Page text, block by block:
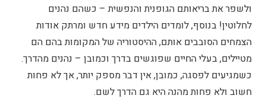
ולשפר את בריאותם הגופנית והנפשית – כשהם נהנים
לחלוטין! בנוסף, לומדים הילדים מידע חדש ומרתק אודות
הצמחים הסובבים אותם, ההיסטוריה של המקומות בהם הם
מטיילים, בעלי החיים שפוגשים בדרך וכמובן – נהנים מהדרך.
כשמגיעים לפסגה, כמובן, אין דבר מספק יותר, אך לא פחות
חשוב ולא פחות מהנה היא גם הדרך לשם.